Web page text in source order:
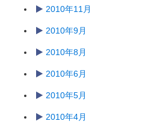
2010年11月
2010年9月
2010年8月
2010年6月
2010年5月
2010年4月